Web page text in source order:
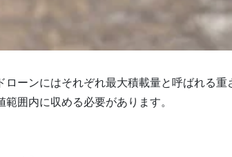
ローンにはそれぞれ最大積載量と呼ばれる
囲内に収める必要があります。